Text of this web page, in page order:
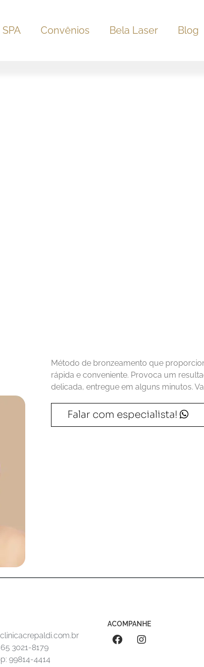
SPA Convênios Bela Laser Blog
Método de bronzeamento que
rápida e conveniente. Provoca um
delicada, entregue em alguns minutos.
Falar com especialista!
3021-8179
99814-4414
ACOMPANHE